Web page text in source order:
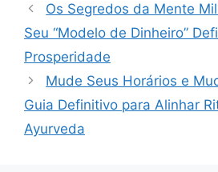
Os Segredos da Mente
Seu “Modelo de Dinheiro”
Prosperidade
Mude Seus Horários e
Guia Definitivo para Alinhar
Ayurveda